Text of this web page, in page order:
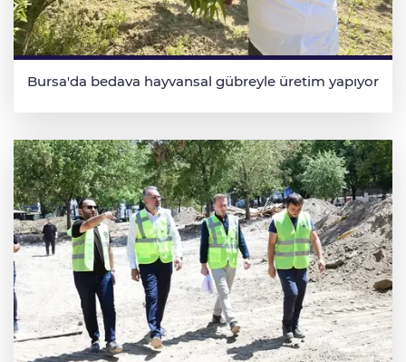
Bursa'da bedava hayvansal gübreyle üretim yapıyor